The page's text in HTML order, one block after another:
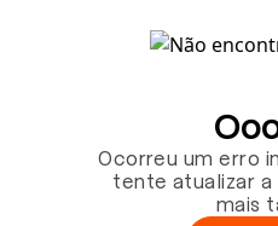
Ocorreu um erro
tente atualizar
mais